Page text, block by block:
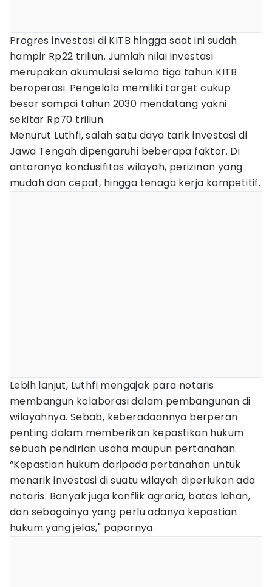
Progres investasi di KITB hingga saat ini sudah
hampir Rp22 triliun. Jumlah nilai investasi
merupakan akumulasi selama tiga tahun KITB
beroperasi. Pengelola memiliki target cukup
besar sampai tahun 2030 mendatang yakni
sekitar Rp70 triliun.
Menurut Luthfi, salah satu daya tarik investasi di
Jawa Tengah dipengaruhi beberapa faktor. Di
antaranya kondusifitas wilayah, perizinan yang
mudah dan cepat, hingga tenaga kerja kompetitif.
Lebih lanjut, Luthfi mengajak para notaris
membangun kolaborasi dalam pembangunan di
wilayahnya. Sebab, keberadaannya berperan
penting dalam memberikan kepastikan hukum
sebuah pendirian usaha maupun pertanahan.
“Kepastian hukum daripada pertanahan untuk
menarik investasi di suatu wilayah diperlukan ada
notaris. Banyak juga konflik agraria, batas lahan,
dan sebagainya yang perlu adanya kepastian
hukum yang jelas," paparnya.